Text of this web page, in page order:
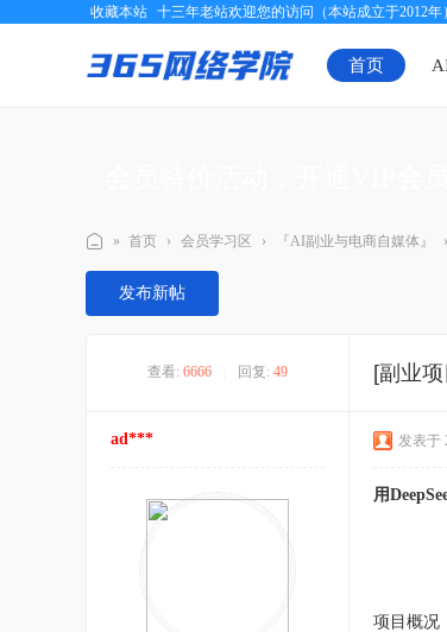
收藏本站 十三年老站欢迎您的访问（本站成立于2012年）
首页
三
六
» 首页 › 会员学习区 › 『AI副业与电商自媒体』 ›
发布新帖
查看: 6666 回复: 49 [副业项
ad*** 发表于
用
项目概况